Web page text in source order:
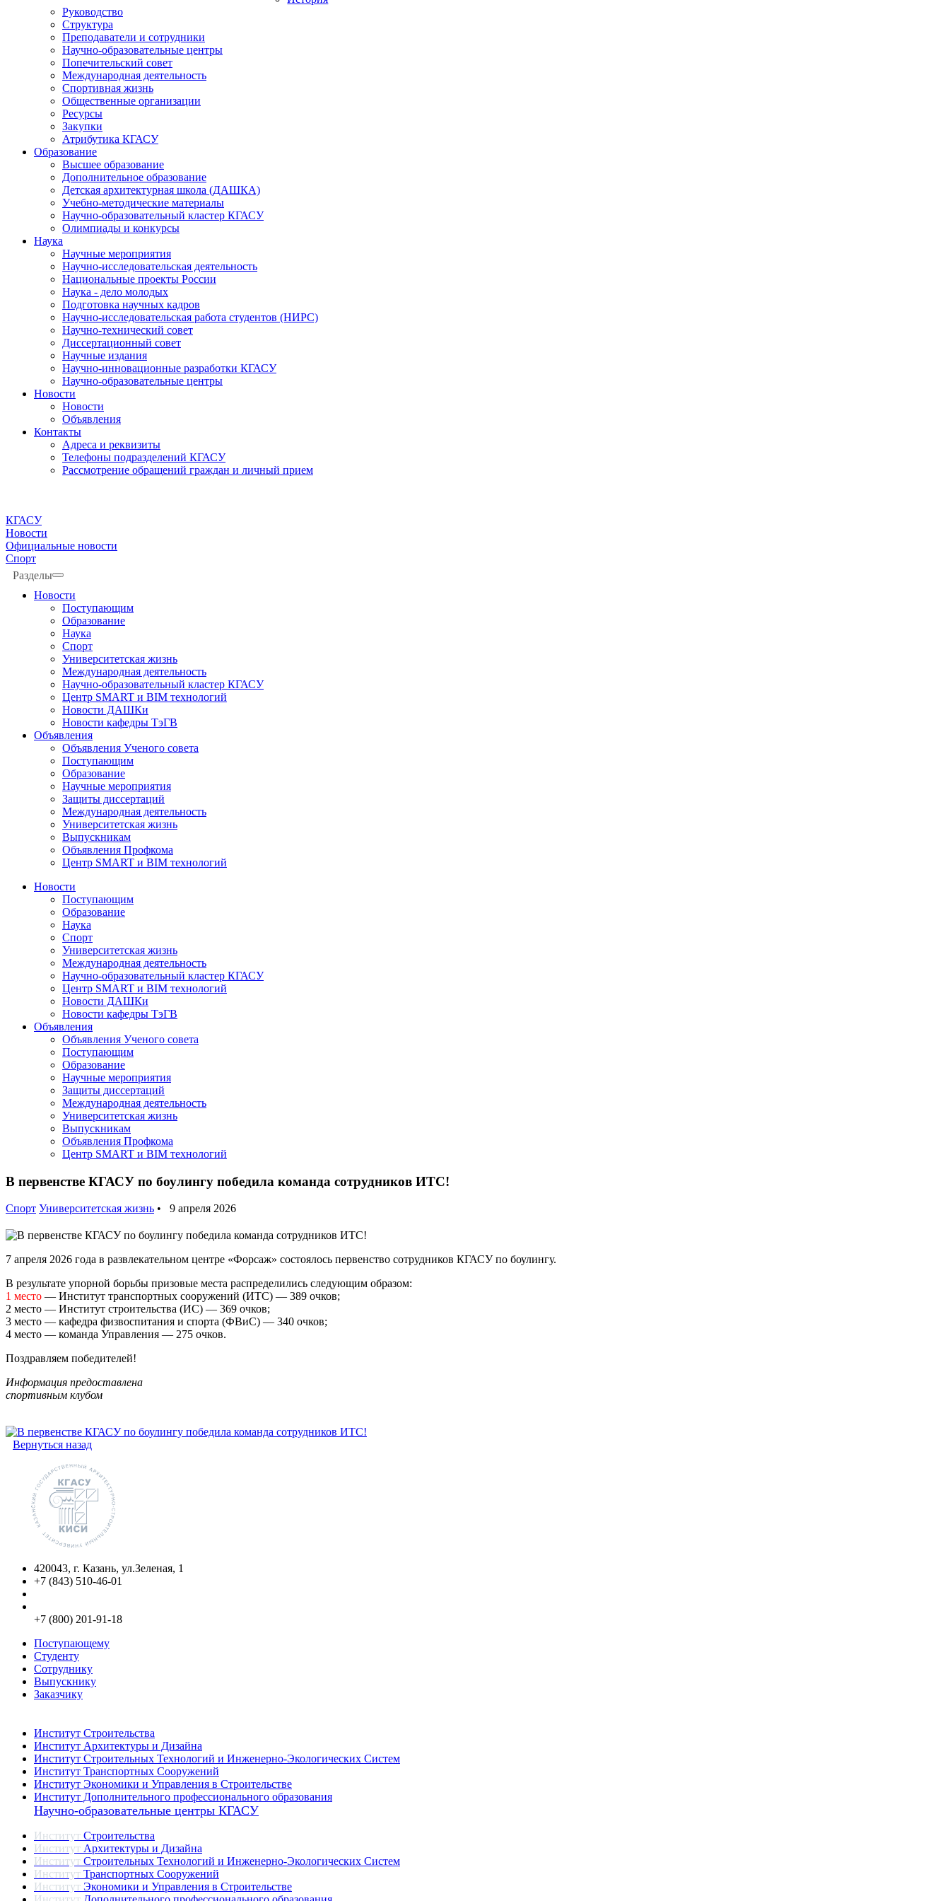
Руководство
Структура
Преподаватели и сотрудники
Научно-образовательные центры
Попечительский совет
Международная деятельность
Спортивная жизнь
Общественные организации
Ресурсы
Закупки
Атрибутика КГАСУ
Образование
Высшее образование
Дополнительное образование
Детская архитектурная школа (ДАШКА)
Учебно-методические материалы
Научно-образовательный кластер КГАСУ
Олимпиады и конкурсы
Наука
Научные мероприятия
Научно-исследовательская деятельность
Национальные проекты России
Наука - дело молодых
Подготовка научных кадров
Научно-исследовательская работа студентов (НИРС)
Научно-технический совет
Диссертационный совет
Научные издания
Научно-инновационные разработки КГАСУ
Научно-образовательные центры
Новости
Новости
Объявления
Контакты
Адреса и реквизиты
Телефоны подразделений КГАСУ
Рассмотрение обращений граждан и личный прием
КГАСУ
Новости
Официальные новости
Спорт
Разделы
Новости
Поступающим
Образование
Наука
Спорт
Университетская жизнь
Международная деятельность
Научно-образовательный кластер КГАСУ
Центр SMART и BIM технологий
Новости ДАШКи
Новости кафедры ТэГВ
Объявления
Объявления Ученого совета
Поступающим
Образование
Научные мероприятия
Защиты диссертаций
Международная деятельность
Университетская жизнь
Выпускникам
Объявления Профкома
Центр SMART и BIM технологий
Новости
Поступающим
Образование
Наука
Спорт
Университетская жизнь
Международная деятельность
Научно-образовательный кластер КГАСУ
Центр SMART и BIM технологий
Новости ДАШКи
Новости кафедры ТэГВ
Объявления
Объявления Ученого совета
Поступающим
Образование
Научные мероприятия
Защиты диссертаций
Международная деятельность
Университетская жизнь
Выпускникам
Объявления Профкома
Центр SMART и BIM технологий
В первенстве КГАСУ по боулингу победила команда сотрудников ИТС!
Спорт Университетская жизнь • 9 апреля 2026
7 апреля 2026 года в развлекательном центре «Форсаж» состоялось первенство сотрудников КГАСУ по боулингу.
В результате упорной борьбы призовые места распределились следующим образом:
1 место — Институт транспортных сооружений (ИТС) — 389 очков;
2 место — Институт строительства (ИС) — 369 очков;
3 место — кафедра физвоспитания и спорта (ФВиС) — 340 очков;
4 место — команда Управления — 275 очков.
Поздравляем победителей!
Информация предоставлена
спортивным клубом
Вернуться назад
420043, г. Казань, ул.Зеленая, 1
+7 (843) 510-46-01
+7 (800) 201-91-18
Поступающему
Студенту
Сотруднику
Выпускнику
Заказчику
Институт Строительства
Институт Архитектуры и Дизайна
Институт Строительных Технологий и Инженерно-Экологических Систем
Институт Транспортных Сооружений
Институт Экономики и Управления в Строительстве
Институт Дополнительного профессионального образования
Научно-образовательные центры КГАСУ
Институт Строительства
Институт Архитектуры и Дизайна
Институт Строительных Технологий и Инженерно-Экологических Систем
Институт Транспортных Сооружений
Институт Экономики и Управления в Строительстве